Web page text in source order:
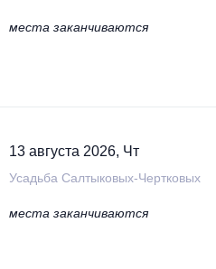
места заканчиваются
13 августа 2026, Чт
Усадьба Салтыковых-Чертковых
места заканчиваются